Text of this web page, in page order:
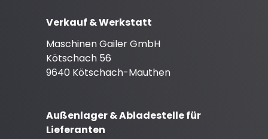
Verkauf & Werkstatt
Maschinen Gailer GmbH
Kötschach 56
9640 Kötschach-Mauthen
Außenlager & Abladestelle für
Lieferanten